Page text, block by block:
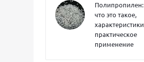
Полипропилен:
что это такое,
характеристики,
практическое
применение